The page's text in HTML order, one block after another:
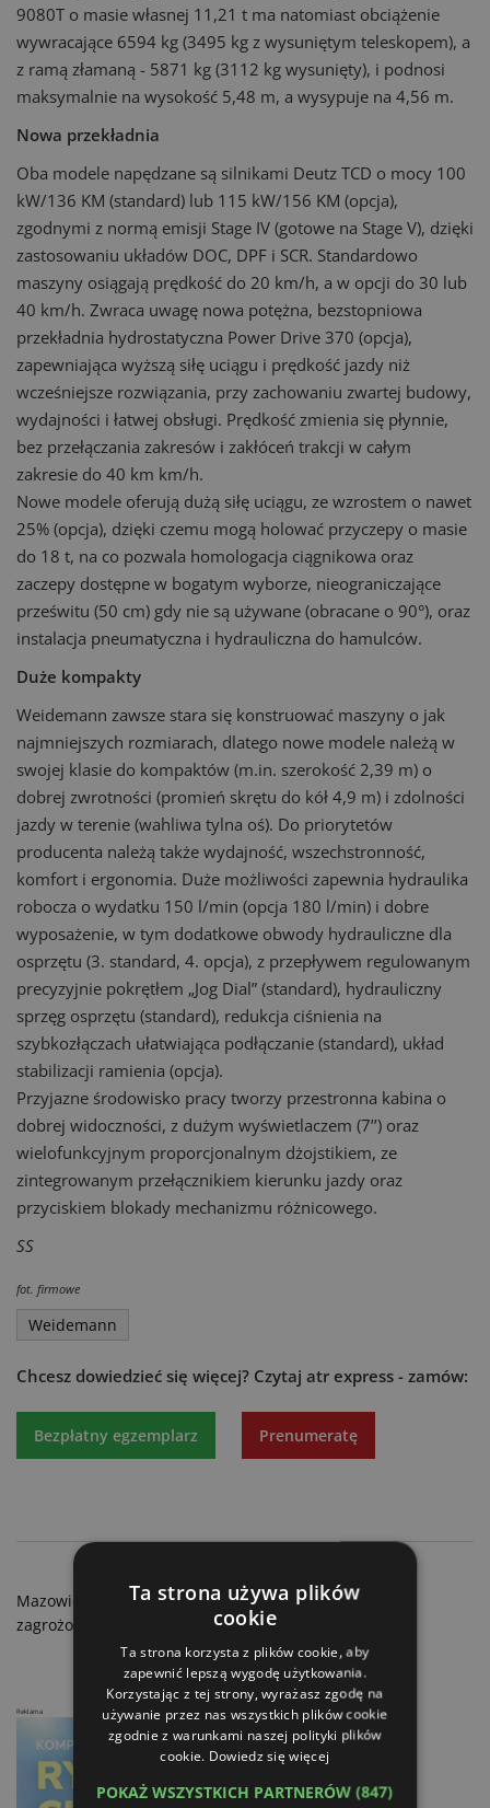
9080T o masie własnej 11,21 t ma natomiast obciążenie
wywracające 6594 kg (3495 kg z wysuniętym teleskopem), a
z ramą złamaną - 5871 kg (3112 kg wysunięty), i podnosi
maksymalnie na wysokość 5,48 m, a wysypuje na 4,56 m.
Nowa przekładnia
Oba modele napędzane są silnikami Deutz TCD o mocy 100
kW/136 KM (standard) lub 115 kW/156 KM (opcja),
zgodnymi z normą emisji Stage IV (gotowe na Stage V), dzięki
zastosowaniu układów DOC, DPF i SCR. Standardowo
maszyny osiągają prędkość do 20 km/h, a w opcji do 30 lub
40 km/h. Zwraca uwagę nowa potężna, bezstopniowa
przekładnia hydrostatyczna Power Drive 370 (opcja),
zapewniająca wyższą siłę uciągu i prędkość jazdy niż
wcześniejsze rozwiązania, przy zachowaniu zwartej budowy,
wydajności i łatwej obsługi. Prędkość zmienia się płynnie,
bez przełączania zakresów i zakłóceń trakcji w całym
zakresie do 40 km km/h.
Nowe modele oferują dużą siłę uciągu, ze wzrostem o nawet
25% (opcja), dzięki czemu mogą holować przyczepy o masie
do 18 t, na co pozwala homologacja ciągnikowa oraz
zaczepy dostępne w bogatym wyborze, nieograniczające
prześwitu (50 cm) gdy nie są używane (obracane o 90°), oraz
instalacja pneumatyczna i hydrauliczna do hamulców.
Duże kompakty
Weidemann zawsze stara się konstruować maszyny o jak
najmniejszych rozmiarach, dlatego nowe modele należą w
swojej klasie do kompaktów (m.in. szerokość 2,39 m) o
dobrej zwrotności (promień skrętu do kół 4,9 m) i zdolności
jazdy w terenie (wahliwa tylna oś). Do priorytetów
producenta należą także wydajność, wszechstronność,
komfort i ergonomia. Duże możliwości zapewnia hydraulika
robocza o wydatku 150 l/min (opcja 180 l/min) i dobre
wyposażenie, w tym dodatkowe obwody hydrauliczne dla
osprzętu (3. standard, 4. opcja), z przepływem regulowanym
precyzyjnie pokrętłem „Jog Dial” (standard), hydrauliczny
sprzęg osprzętu (standard), redukcja ciśnienia na
szybkozłączach ułatwiająca podłączanie (standard), układ
stabilizacji ramienia (opcja).
Przyjazne środowisko pracy tworzy przestronna kabina o
dobrej widoczności, z dużym wyświetlaczem (7’’) oraz
wielofunkcyjnym proporcjonalnym dżojstikiem, ze
zintegrowanym przełącznikiem kierunku jazdy oraz
przyciskiem blokady mechanizmu różnicowego.
SS
fot. firmowe
Weidemann
Chcesz dowiedzieć się więcej? Czytaj atr express - zamów:
Bezpłatny egzemplarz Prenumeratę
Mazowieckie: Zniesienie obszarów zapowietrzonych i
zagrożonych ASF
Reklama
Ta strona używa plików
cookie
Ta strona korzysta z plików cookie, aby
zapewnić lepszą wygodę użytkowania.
Korzystając z tej strony, wyrażasz zgodę na
używanie przez nas wszystkich plików cookie
zgodnie z warunkami naszej polityki plików
cookie. Dowiedz się więcej
POKAŻ WSZYSTKICH PARTNERÓW(847)